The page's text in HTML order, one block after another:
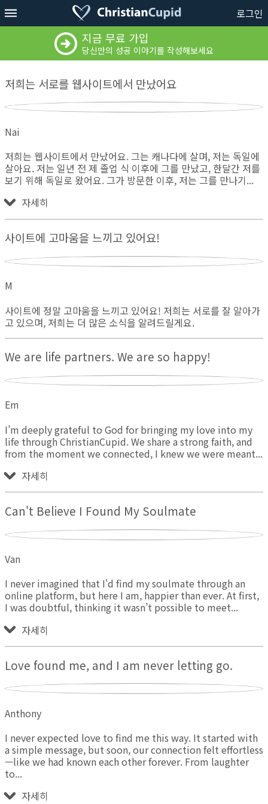
로그인
지금 무료 가입
당신만의 성공 이야기를 작성해보세요
저희는 서로를 웹사이트에서 만났어요
Nai
저희는 웹사이트에서 만났어요. 그는 캐나다에 살며, 저는 독일에
살아요. 저는 일년 전 제 졸업 식 이후에 그를 만났고, 한달간 저를
보기 위해 독일로 왔어요. 그가 방문한 이후, 저는 그를 만나기
자세히
사이트에 고마움을 느끼고 있어요!
M
사이트에 정말 고마움을 느끼고 있어요! 저희는 서로를 잘 알아가
고 있으며, 저희는 더 많은 소식을 알려드릴게요.
We are life partners. We are so happy!
Em
I’m deeply grateful to God for bringing my love into my
life through ChristianCupid. We share a strong faith, and
from the moment we connected, I knew we were meant
자세히
Can't Believe I Found My Soulmate
Van
I never imagined that I'd find my soulmate through an
online platform, but here I am, happier than ever. At first,
I was doubtful, thinking it wasn’t possible to meet
자세히
Love found me, and I am never letting go.
Anthony
I never expected love to find me this way. It started with
a simple message, but soon, our connection felt effortless
—like we had known each other forever. From laughter
to
자세히